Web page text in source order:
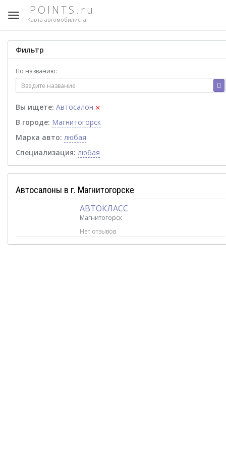
POINTS.ru
Карта автомобилиста
Фильтр
По названию:
Вы ищете: Автосалон ×
В городе: Магнитогорск
Марка авто: любая
Специализация: любая
Автосалоны в г. Магнитогорске
АВТОКЛАСС
Магнитогорск
Нет отзывов